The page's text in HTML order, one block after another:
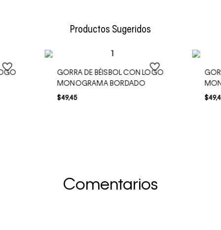
Productos Sugeridos
GORRA DE BÉISBOL CON LOGO
MONOGRAMA BORDADO
$49,45 $49,
Comentarios